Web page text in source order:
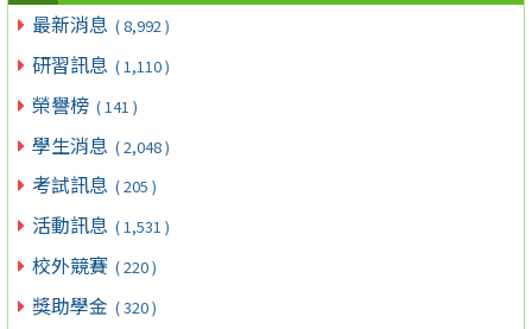
最新消息 ( 8,992 )
研習訊息 ( 1,110 )
榮譽榜 ( 141 )
學生消息 ( 2,048 )
考試訊息 ( 205 )
活動訊息 ( 1,531 )
校外競賽 ( 220 )
獎助學金 ( 320 )